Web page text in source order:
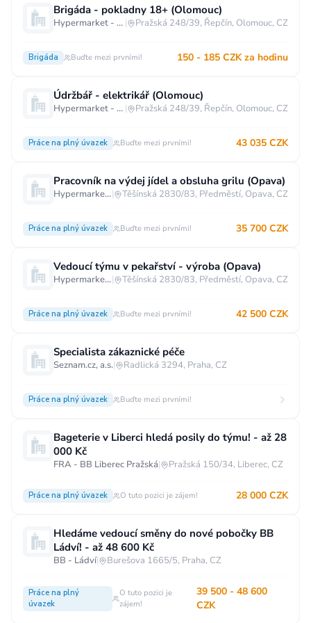
Brigáda - pokladny 18+ (Olomouc)
Hypermarket - Olomouc | Pražská 248/39, Řepčín, Olomouc, CZ
Brigáda Buďte mezi prvními! 150 - 185 CZK za hodinu
Údržbář - elektrikář (Olomouc)
Hypermarket - Olomouc | Pražská 248/39, Řepčín, Olomouc, CZ
Práce na plný úvazek Buďte mezi prvními! 43 035 CZK
Pracovník na výdej jídel a obsluha grilu (Opava)
Hypermarket - Opava| Těšínská 2830/83, Předměstí, Opava, CZ
Práce na plný úvazek Buďte mezi prvními! 35 700 CZK
Vedoucí týmu v pekařství - výroba (Opava)
Hypermarket - Opava| Těšínská 2830/83, Předměstí, Opava, CZ
Práce na plný úvazek Buďte mezi prvními! 42 500 CZK
Specialista zákaznické péče
Seznam.cz, a.s.| Radlická 3294, Praha, CZ
Práce na plný úvazek Buďte mezi prvními!
Bageterie v Liberci hledá posily do týmu! - až 28
000 Kč
FRA - BB Liberec Pražská| Pražská 150/34, Liberec, CZ
Práce na plný úvazek O tuto pozici je zájem! 28 000 CZK
Hledáme vedoucí směny do nové pobočky BB
Ládví! - až 48 600 Kč
BB - Ládví| Burešova 1665/5, Praha, CZ
Práce na plný
úvazek
O tuto pozici je
zájem!
39 500 - 48 600
CZK
Vzdělání
Odborné vyučení bez maturity
Středoškolské nebo odborné vyučení s maturitou
Vyšší odborné
Bakalářské
Vysokoškolské / universitní